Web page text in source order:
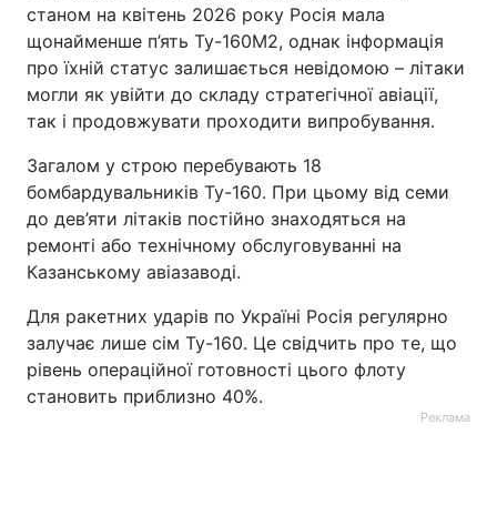
станом на квітень 2026 року Росія мала
щонайменше п’ять Ту-160М2, однак інформація
про їхній статус залишається невідомою – літаки
могли як увійти до складу стратегічної авіації,
так і продовжувати проходити випробування.
Загалом у строю перебувають 18
бомбардувальників Ту-160. При цьому від семи
до дев’яти літаків постійно знаходяться на
ремонті або технічному обслуговуванні на
Казанському авіазаводі.
Для ракетних ударів по Україні Росія регулярно
залучає лише сім Ту-160. Це свідчить про те, що
рівень операційної готовності цього флоту
становить приблизно 40%.
Реклама